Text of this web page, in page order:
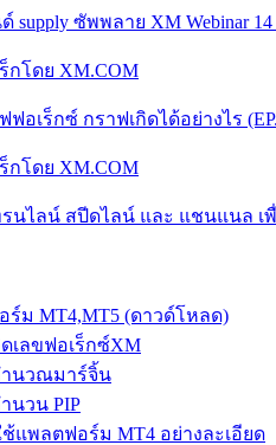
supply ซัพพลาย XM Webinar
กโดย XM.COM
ฟอเร็กซ์ กราฟเกิดได้อย่างไร
กโดย XM.COM
รนไลน์ สปีดไลน์ และ แชนแนล เ
ร์ม MT4,MT5 (ดาวด์โหลด)
เลขฟอเร็กซ์XM
ำนวณมาร์จิ้น
นวน PIP
แพลตฟอร์ม MT4 อย่างละเอียด